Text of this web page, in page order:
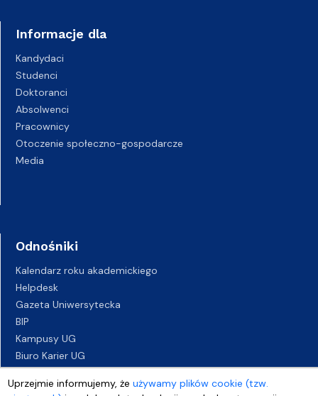
Uprzejmie informujemy, żeużywamy plików cookie (tzw.
Informacje dla
Kandydaci
Studenci
Doktoranci
Absolwenci
Pracownicy
Otoczenie społeczno-gospodarcze
Media
Odnośniki
Kalendarz roku akademickiego
Helpdesk
Gazeta Uniwersytecka
BIP
Kampusy UG
Biuro Karier UG
Oferty pracy
Deklaracja dostępności